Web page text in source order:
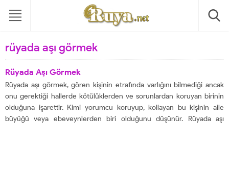
rüyada aşı görmek
Rüyada Aşı Görmek
Rüyada aşı görmek, gören kişinin etrafında varlığını bilmediği ancak
onu gerektiği hallerde kötülüklerden ve sorunlardan koruyan birinin
olduğuna işarettir. Kimi yorumcu koruyup, kollayan bu kişinin aile
büyüğü veya ebeveynlerden biri olduğunu düşünür. Rüyada aşı